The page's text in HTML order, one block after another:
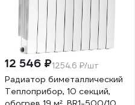
12 546 ₽1254.6 ₽/шт
Радиатор биметаллический
Теплоприбор, 10 секций,